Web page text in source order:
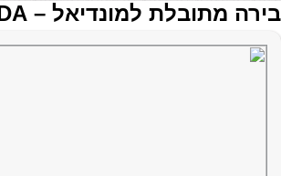
בירה מתובלת למונדיאל – MICHELADA